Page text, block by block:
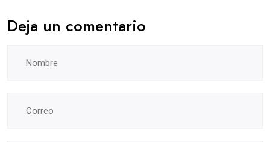
Deja un comentario